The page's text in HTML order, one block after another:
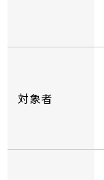
対象者